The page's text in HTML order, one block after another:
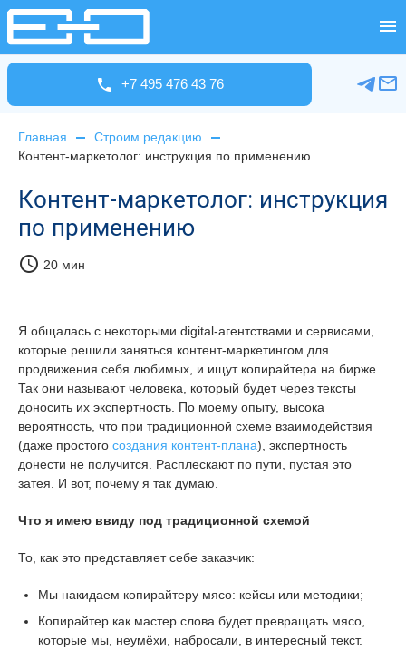
+7 495 476 43 76
Главная
Строим редакцию
Контент-маркетолог: инструкция по применению
Контент-маркетолог: инструкция
по применению
schedule 20 мин
Я общалась с некоторыми digital-агентствами и сервисами,
которые решили заняться контент-маркетингом для
продвижения себя любимых, и ищут копирайтера на бирже.
Так они называют человека, который будет через тексты
доносить их экспертность. По моему опыту, высока
вероятность, что при традиционной схеме взаимодействия
(даже простого создания контент-плана), экспертность
донести не получится. Расплескают по пути, пустая это
затея. И вот, почему я так думаю.
Что я имею ввиду под традиционной схемой
То, как это представляет себе заказчик:
Мы накидаем копирайтеру мясо: кейсы или методики;
Копирайтер как мастер слова будет превращать мясо,
которые мы, неумёхи, набросали, в интересный текст.